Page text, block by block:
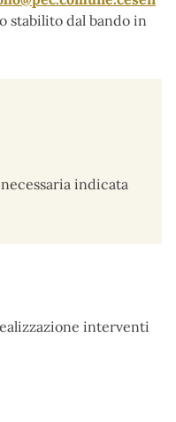
stabilito dal bando in
indicata
interventi